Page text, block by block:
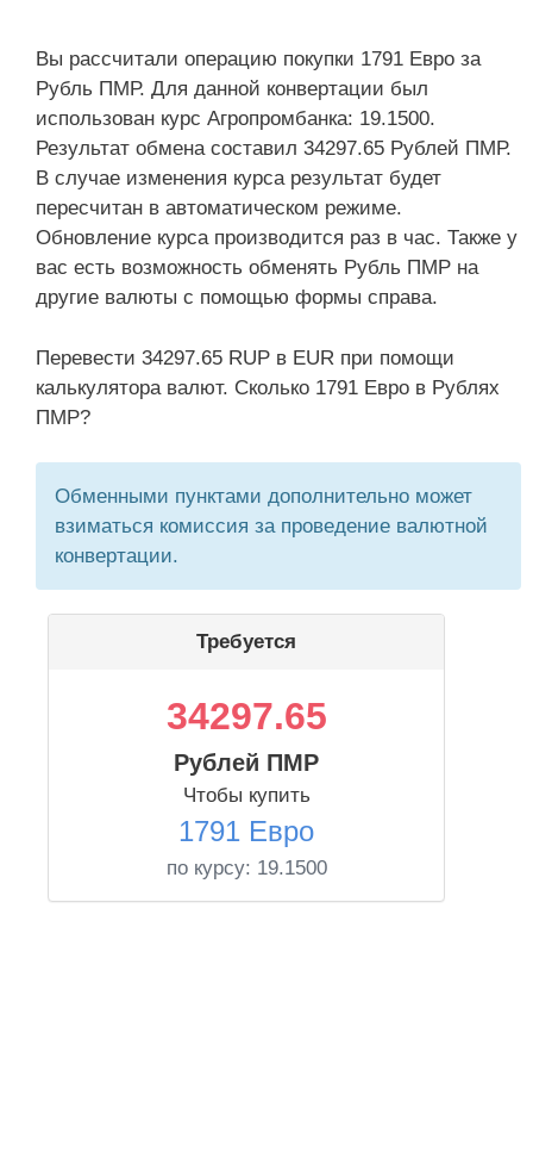
Вы рассчитали операцию покупки 1791 Евро за
Рубль ПМР. Для данной конвертации был
использован курс Агропромбанка: 19.1500.
Результат обмена составил 34297.65 Рублей ПМР.
В случае изменения курса результат будет
пересчитан в автоматическом режиме.
Обновление курса производится раз в час. Также у
вас есть возможность обменять Рубль ПМР на
другие валюты с помощью формы справа.
Перевести 34297.65 RUP в EUR при помощи
калькулятора валют. Сколько 1791 Евро в Рублях
ПМР?
Обменными пунктами дополнительно может
взиматься комиссия за проведение валютной
конвертации.
Требуется
34297.65
Рублей ПМР
Чтобы купить
1791 Евро
по курсу: 19.1500